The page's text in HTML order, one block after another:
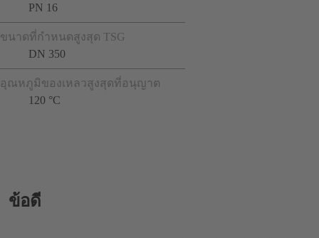
PN 16
ขนาดที่กำหนดสูงสุด TSG
DN 350
อุณหภูมิของเหลวสูงสุดที่อนุญาต
120 °C
ข้อดี